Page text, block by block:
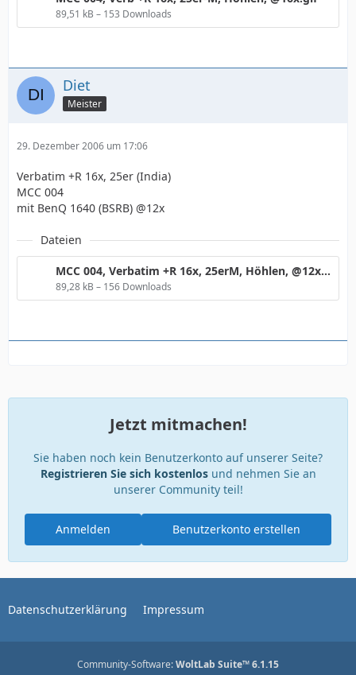
89,51 kB – 153 Downloads
Diet
Meister
29. Dezember 2006 um 17:06
Verbatim +R 16x, 25er (India)
MCC 004
mit BenQ 1640 (BSRB) @12x
Dateien
MCC 004, Verbatim +R 16x, 25erM, Höhlen, @12x.gif
89,28 kB – 156 Downloads
Jetzt mitmachen!
Sie haben noch kein Benutzerkonto auf unserer Seite?
Registrieren Sie sich kostenlosund nehmen Sie an
unserer Community teil!
Benutzerkonto erstellen
Anmelden
Datenschutzerklärung Impressum
Community-Software:WoltLab Suite™ 6.1.15